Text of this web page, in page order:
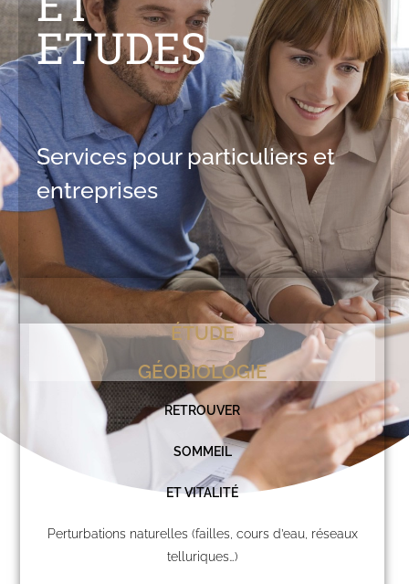
ETUDES
Services pour particuliers et
entreprises
ÉTUDE
GÉOBIOLOGIE
RETROUVER
SOMMEIL
ET VITALITÉ
Perturbations naturelles (failles, cours d’eau, réseaux
telluriques…)